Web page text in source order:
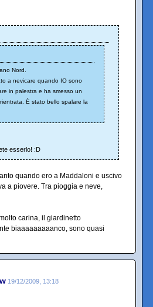
Nord.
a nevicare quando IO sono
in palestra e ha smesso un
È stato bello spalare la
esserlo! :D
quando ero a Maddaloni e uscivo
a piovere. Tra pioggia e neve,
carina, il giardinetto
biaaaaaaaaanco, sono quasi
19/12/2009, 13:18